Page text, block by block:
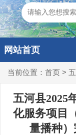
网站首页
当前位置： 首页 >
五河县2025
化服务项目
量播种